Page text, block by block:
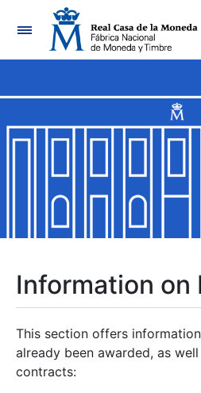
Navigation
Show/Hide
Show/Hide
Show/Hide
Information on
This section offers
already been awarded, as
contracts: